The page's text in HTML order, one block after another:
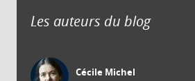
Les auteurs du blog
Cécile Michel